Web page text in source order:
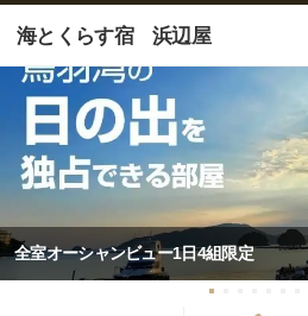
海とくらす宿 浜辺屋
全室オーシャンビュー1日4組限定